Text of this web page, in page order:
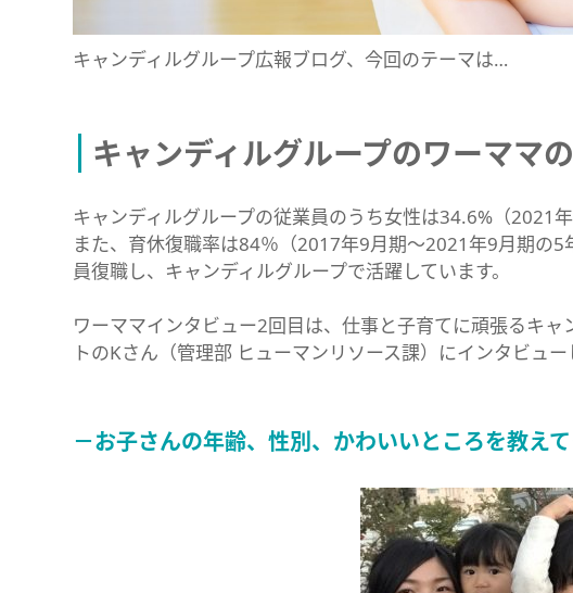
キャンディルグループ広報ブログ、今回のテーマは…
キャンディルグループのワーママ
キャンディルグループの従業員のうち女性は34.6%（2021
また、育休復職率は84％（2017年9月期～2021年9月期の
員復職し、キャンディルグループで活躍しています。
ワーママインタビュー2回目は、仕事と子育てに頑張るキ
トのKさん（管理部 ヒューマンリソース課）にインタビュー
－お子さんの年齢、性別、かわいいところを教えて